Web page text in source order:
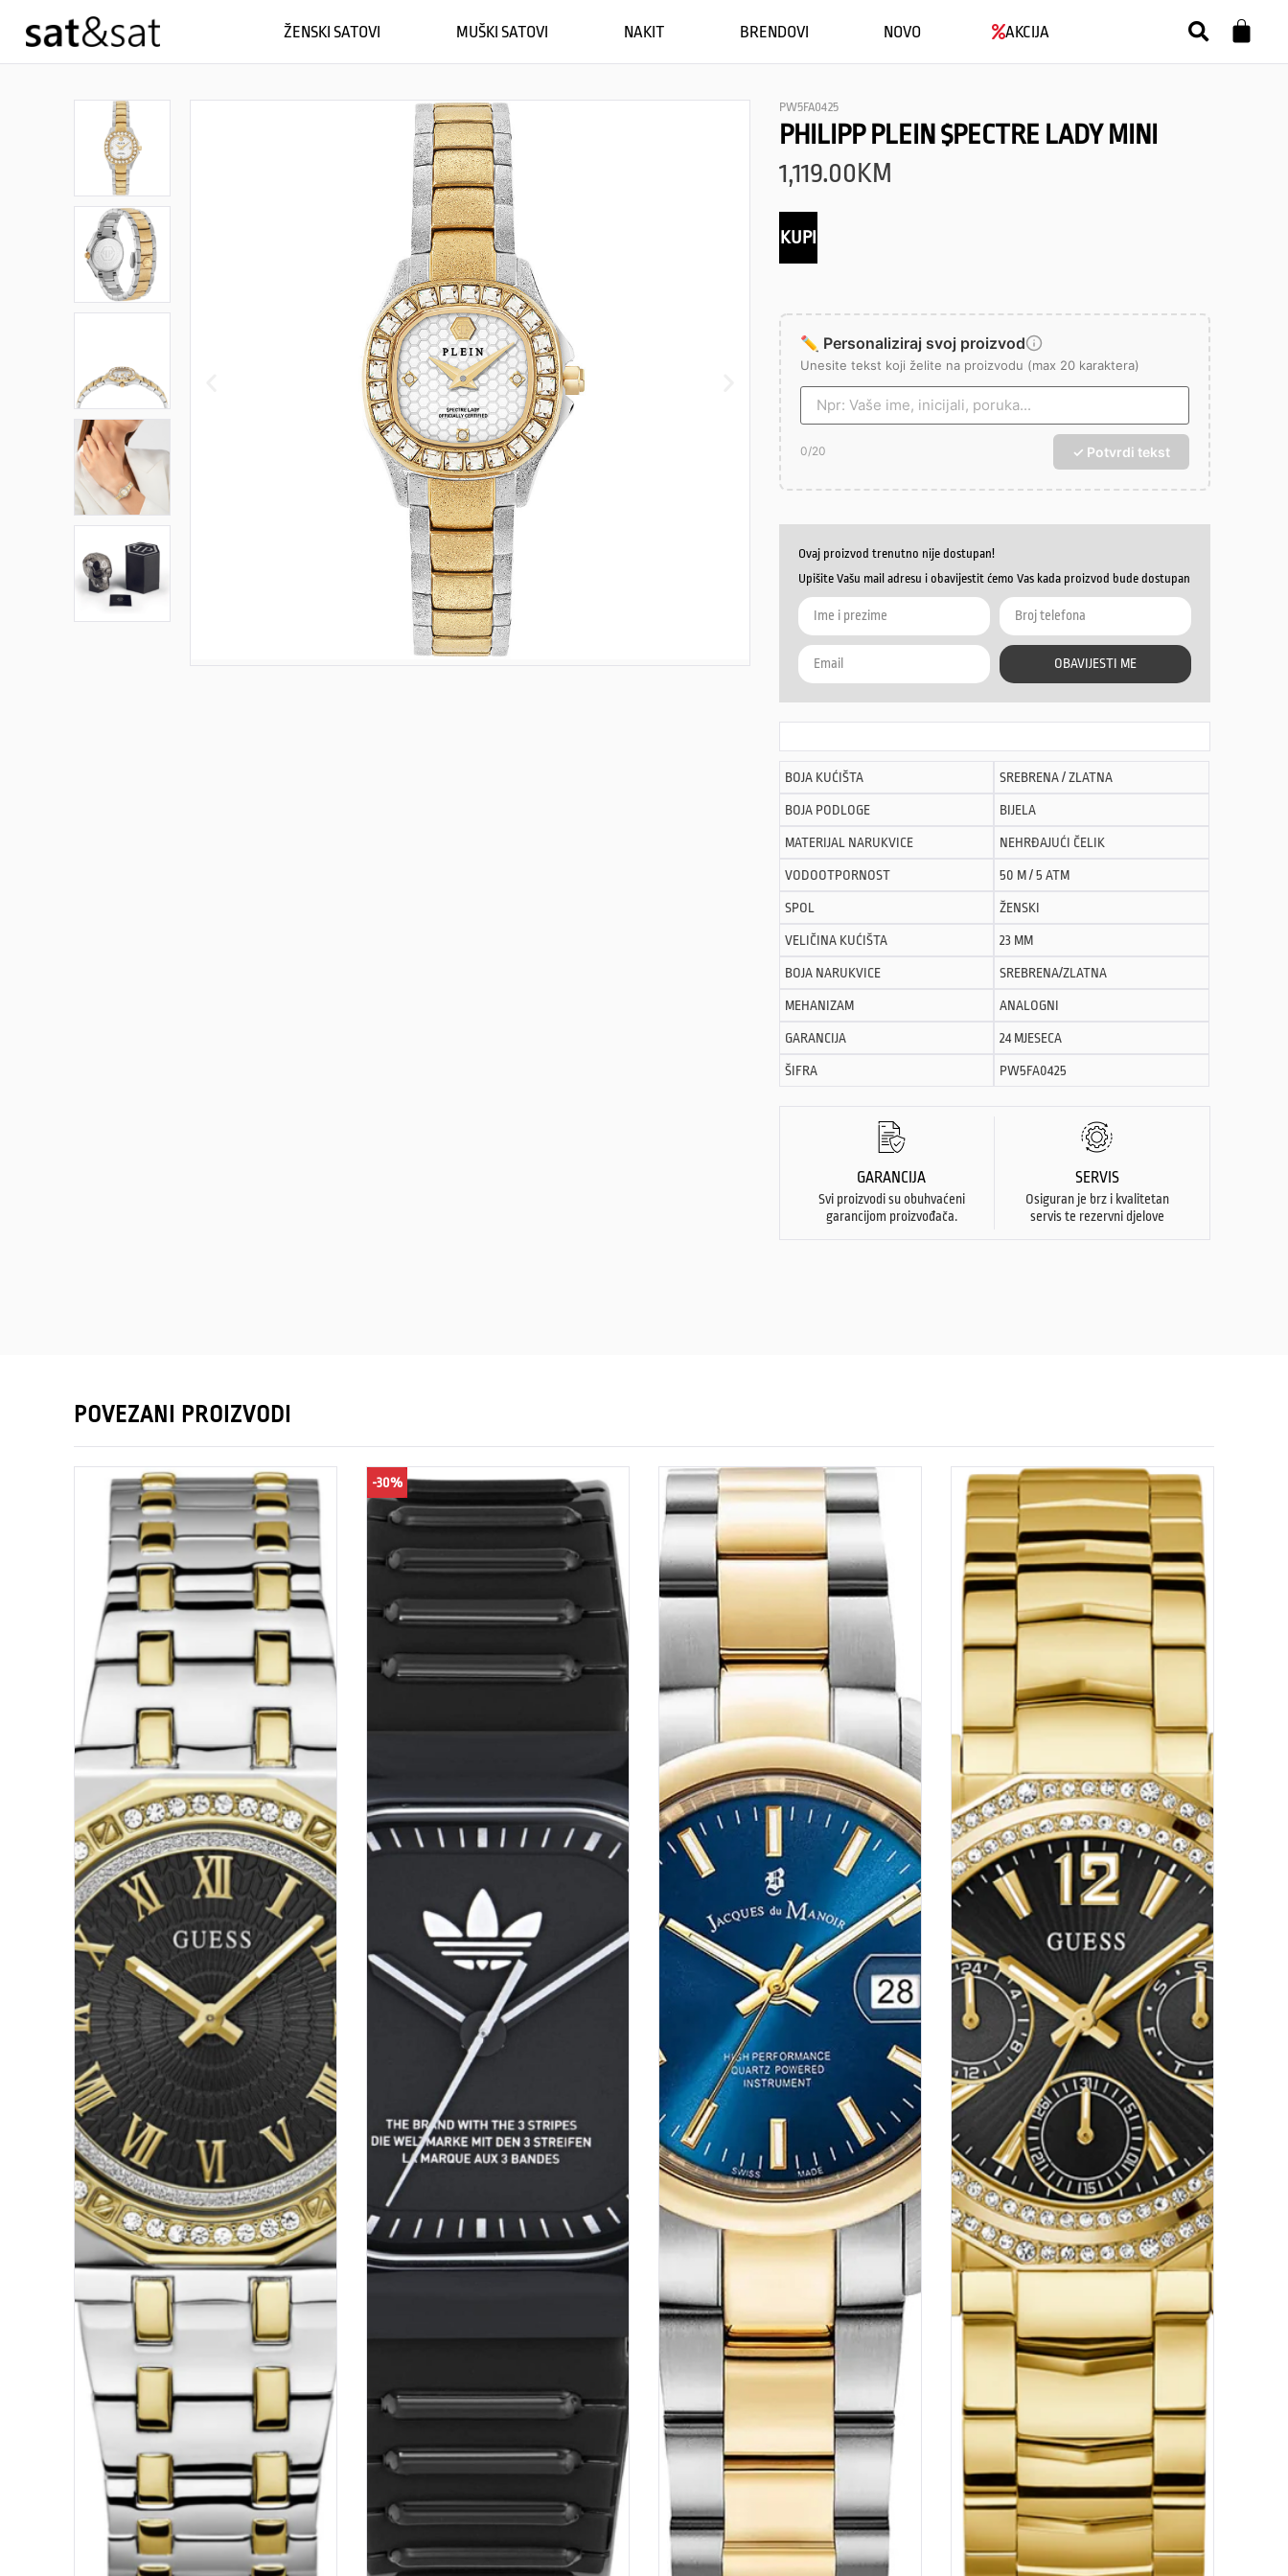
ŽENSKI SATOVI MUŠKI SATOVI NAKIT BRENDOVI NOVO AKCIJA
PW5FA0425
PHILIPP PLEIN $PECTRE LADY MINI
1,119.00 KM
KUPI
✏️ Personaliziraj svoj proizvod
Unesite tekst koji želite na proizvodu (max 20 karaktera)
0/20 ✓ Potvrdi tekst
Ovaj proizvod trenutno nije dostupan!
Upišite Vašu mail adresu i obavijestit ćemo Vas kada proizvod bude dostupan
OBAVIJESTI ME
BOJA KUĆIŠTA SREBRENA / ZLATNA
BOJA PODLOGE BIJELA
MATERIJAL NARUKVICE NEHRĐAJUĆI ČELIK
VODOOTPORNOST 50 M / 5 ATM
SPOL ŽENSKI
VELIČINA KUĆIŠTA 23 MM
BOJA NARUKVICE SREBRENA/ZLATNA
MEHANIZAM ANALOGNI
GARANCIJA 24 MJESECA
ŠIFRA PW5FA0425
GARANCIJA
Svi proizvodi su obuhvaćeni
garancijom proizvođača.
SERVIS
Osiguran je brz i kvalitetan
servis te rezervni djelove
POVEZANI PROIZVODI
-30%